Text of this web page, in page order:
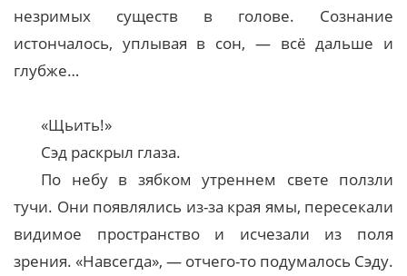
незримых существ в голове. Сознание
истончалось, уплывая в сон, — всё дальше и
глубже…
«Щьить!»
Сэд раскрыл глаза.
По небу в зябком утреннем свете ползли
тучи. Они появлялись из-за края ямы, пересекали
видимое пространство и исчезали из поля
зрения. «Навсегда», — отчего-то подумалось Сэду.